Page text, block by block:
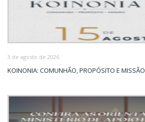
3 de agosto de 2026
KOINONIA: COMUNHÃO, PROPÓSITO E MISSÃO